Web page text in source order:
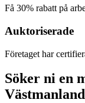
Få 30% rabatt på
Auktoriserade
Företaget har
Söker ni en